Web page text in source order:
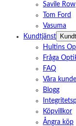
Savile Row
Tom Ford
Vasuma
Kundtjänst
Hultins
Fråga
FAQ
Våra
Blogg
Köpvillkor
Ångra köp